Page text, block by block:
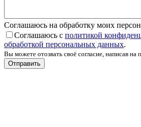
Соглашаюсь на обработку моих
Соглашаюсь с политикой
обработкой персональных данных.
Вы можете отозвать своё согласие, написав